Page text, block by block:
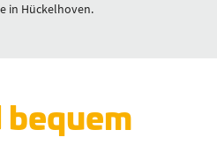
in Hückelhoven.
bequem